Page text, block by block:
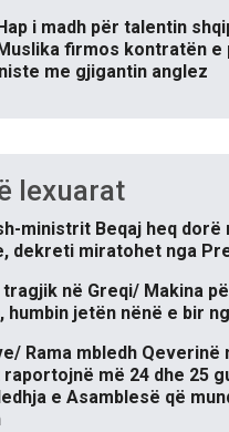
i madh për talentin
firmos kontratën e
me gjigantin anglez
lexuarat
ministrit Beqaj heq dorë
dekreti miratohet nga
në Greqi/ Makina
humbin jetën nënë e bir
Rama mbledh Qeverinë
më 24 dhe 25
e Asamblesë që